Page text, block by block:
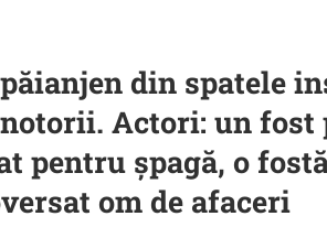
păianjen din spatele
Actori: un
pentru șpagă, o
om de afaceri